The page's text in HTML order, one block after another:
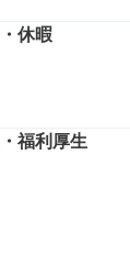
休暇
福利厚生